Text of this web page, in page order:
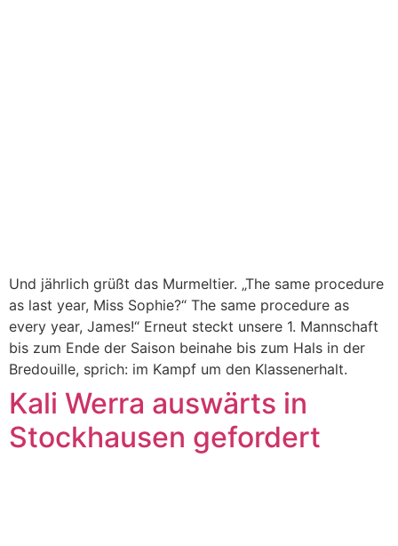
Und jährlich grüßt das Murmeltier. „The same procedure
as last year, Miss Sophie?“ The same procedure as
every year, James!“ Erneut steckt unsere 1. Mannschaft
bis zum Ende der Saison beinahe bis zum Hals in der
Bredouille, sprich: im Kampf um den Klassenerhalt.
Kali Werra auswärts in
Stockhausen gefordert